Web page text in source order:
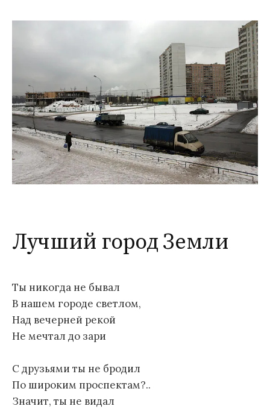
Лучший город Земли
Ты никогда не бывал
В нашем городе светлом,
Над вечерней рекой
Не мечтал до зари
С друзьями ты не бродил
По широким проспектам?..
Значит, ты не видал